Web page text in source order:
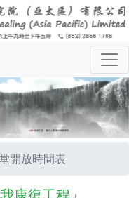
開放時間表